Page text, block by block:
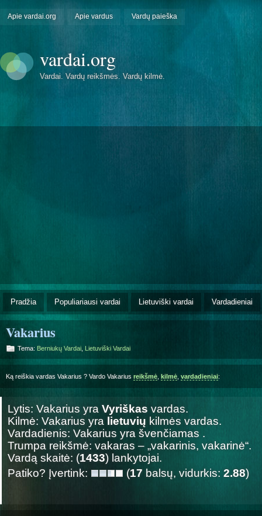
Apie vardai.org Apie vardus Vardų paieška
vardai.org
Vardai. Vardų reikšmės. Vardų kilmė.
Pradžia Populiariausi vardai Lietuviški vardai Vardadieniai
Vakarius
Tema: Berniukų Vardai Lietuviški Vardai
Ką reiškia vardas Vakarius ? Vardo Vakarius reikšmė kilmė vardadieniai:
Lytis: Vakarius yra Vyriškas vardas.
Kilmė: Vakarius yra lietuvių kilmės vardas.
Vardadienis: Vakarius yra švenčiamas .
Trumpa reikšmė: vakaras – „vakarinis, vakarinė“.
Vardą skaitė: (1433) lankytojai.
Patiko? Įvertink:
(17 balsų, vidurkis: 2.88)